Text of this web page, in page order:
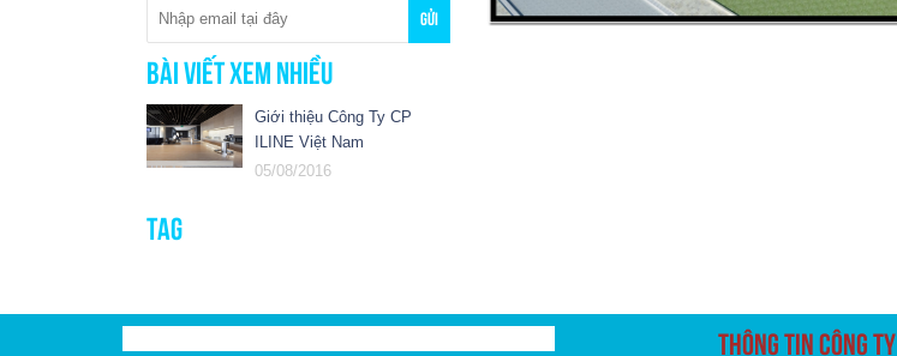
Bài viết xem nhiều
Giới thiệu Công Ty CP
ILINE Việt Nam
05/08/2016
Tag
THÔNG TIN CÔNG TY